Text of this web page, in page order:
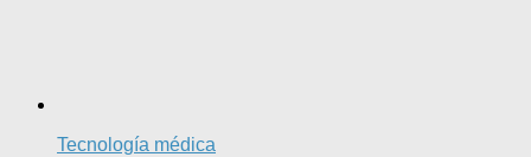
Tecnología médica